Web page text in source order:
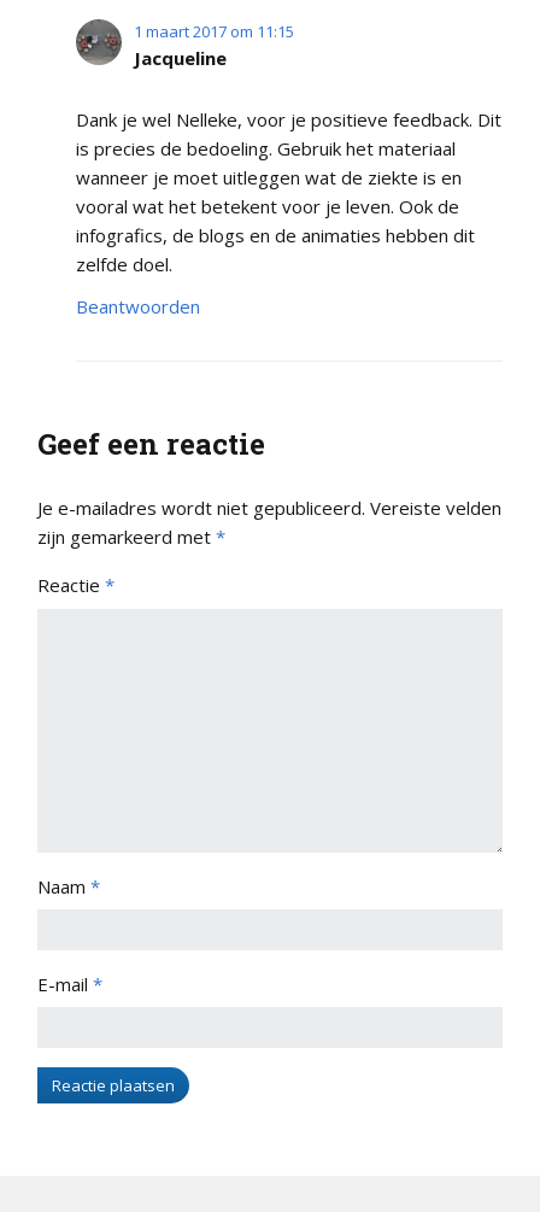
1 maart 2017 om 11:15
Jacqueline
Dank je wel Nelleke, voor je positieve feedback. Dit
is precies de bedoeling. Gebruik het materiaal
wanneer je moet uitleggen wat de ziekte is en
vooral wat het betekent voor je leven. Ook de
infografics, de blogs en de animaties hebben dit
zelfde doel.
Beantwoorden
Geef een reactie
Je e-mailadres wordt niet gepubliceerd. Vereiste velden
zijn gemarkeerd met*
Reactie*
Naam*
E-mail*